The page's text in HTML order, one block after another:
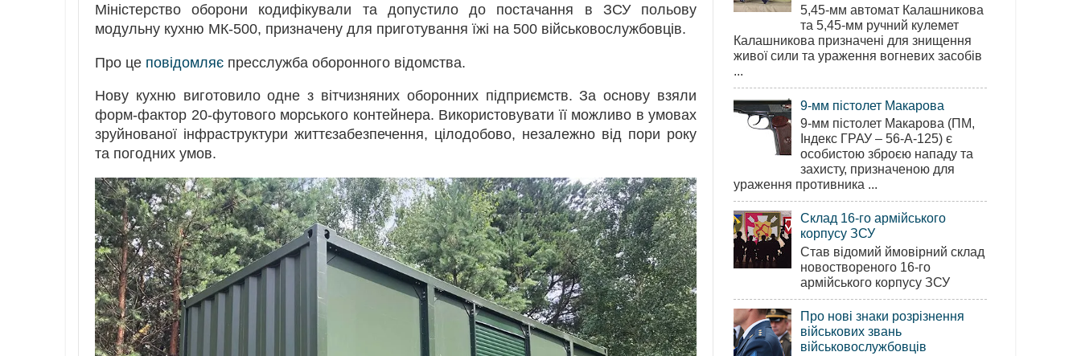
Міністерство оборони кодифікували та допустило до постачання в ЗСУ польову
модульну кухню МК-500, призначену для приготування їжі на 500 військовослужбовців.
Про це повідомляє пресслужба оборонного відомства.
Нову кухню виготовило одне з вітчизняних оборонних підприємств. За основу взяли
форм-фактор 20-футового морського контейнера. Використовувати її можливо в умовах
зруйнованої інфраструктури життєзабезпечення, цілодобово, незалежно від пори року
та погодних умов.
5,45-мм автомат Калашникова
та 5,45-мм ручний кулемет
Калашникова призначені для знищення
живої сили та ураження вогневих засобів
...
9-мм пістолет Макарова
9-мм пістолет Макарова (ПМ,
Індекс ГРАУ – 56-А-125) є
особистою зброєю нападу та
захисту, призначеною для
ураження противника ...
Склад 16-го армійського
корпусу ЗСУ
Став відомий ймовірний склад
новоствореного 16-го
армійського корпусу ЗСУ
Про нові знаки розрізнення
військових звань
військовослужбовців